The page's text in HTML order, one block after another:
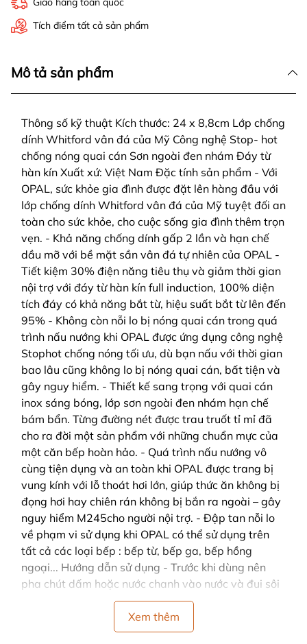
Tích điểm tất cả sản phẩm
Mô tả sản phẩm
Thông số kỹ thuật Kích thước: 24 x 8,8cm Lớp chống
dính Whitford vân đá của Mỹ Công nghệ Stop- hot
chống nóng quai cán Sơn ngoài đen nhám Đáy từ
hàn kín Xuất xứ: Việt Nam Đặc tính sản phẩm - Với
OPAL, sức khỏe gia đình được đặt lên hàng đầu với
lớp chống dính Whitford vân đá của Mỹ tuyệt đối an
toàn cho sức khỏe, cho cuộc sống gia đình thêm trọn
vẹn. - Khả năng chống dính gấp 2 lần và hạn chế
dầu mỡ với bề mặt sần vân đá tự nhiên của OPAL -
Tiết kiệm 30% điện năng tiêu thụ và giảm thời gian
nội trợ với đáy từ hàn kín full induction, 100% diện
tích đáy có khả năng bắt từ, hiệu suất bắt từ lên đến
95% - Không còn nỗi lo bị nóng quai cán trong quá
trình nấu nướng khi OPAL được ứng dụng công nghệ
Stophot chống nóng tối ưu, dù bạn nấu với thời gian
bao lâu cũng không lo bị nóng quai cán, bất tiện và
gây nguy hiểm. - Thiết kế sang trọng với quai cán
inox sáng bóng, lớp sơn ngoài đen nhám hạn chế
bám bẩn. Từng đường nét được trau truốt tỉ mỉ đã
cho ra đời một sản phẩm với những chuẩn mực của
một căn bếp hoàn hảo. - Quá trình nấu nướng vô
cùng tiện dụng và an toàn khi OPAL được trang bị
vung kính với lỗ thoát hơi lớn, giúp thức ăn không bị
đọng hơi hay chiên rán không bị bắn ra ngoài – gây
nguy hiểm M245cho người nội trợ. - Đập tan nỗi lo
về phạm vi sử dụng khi OPAL có thể sử dụng trên
tất cả các loại bếp : bếp từ, bếp ga, bếp hồng
ngoại... Hướng dẫn sử dụng - Trước khi dùng nên
pha chút dấm hoặc nước chanh vào nước và đui sôi
5 phút. - Trong quá trình sử dụng không gia nhiệt
quá lâu khi thức ăn trong chảo. - Không để thức ăn
quá 8 tiếng trong chảo để chất chống dính được
Xem thêm